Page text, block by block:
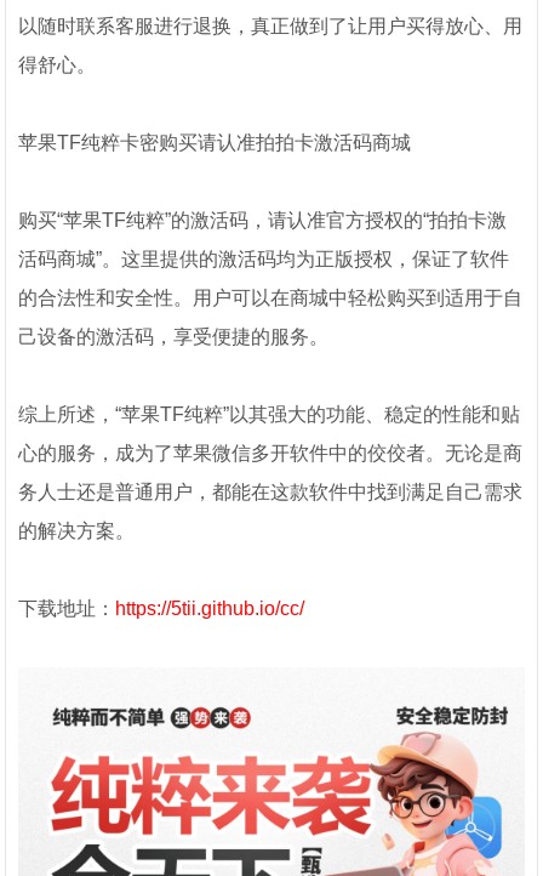
以随时联系客服进行退换，真正做到了让用户买得放心、用
得舒心。
苹果TF纯粹卡密购买请认准拍拍卡激活码商城
购买“苹果TF纯粹”的激活码，请认准官方授权的“拍拍卡激
活码商城”。这里提供的激活码均为正版授权，保证了软件
的合法性和安全性。用户可以在商城中轻松购买到适用于自
己设备的激活码，享受便捷的服务。
综上所述，“苹果TF纯粹”以其强大的功能、稳定的性能和贴
心的服务，成为了苹果微信多开软件中的佼佼者。无论是商
务人士还是普通用户，都能在这款软件中找到满足自己需求
的解决方案。
下载地址： https://5tii.github.io/cc/